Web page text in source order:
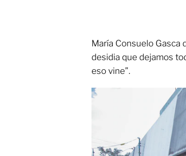
María Consuelo Gasca
desidia que dejamos
eso vine”.